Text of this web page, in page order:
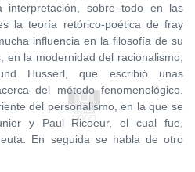
sobre todo en las
la teoría retórico-poética de fray
influencia en la filosofía de su
en la modernidad del racionalismo,
Husserl, que escribió unas
del método fenomenológico.
del personalismo, en la que se
y Paul Ricoeur, el cual fue,
En seguida se habla de otro